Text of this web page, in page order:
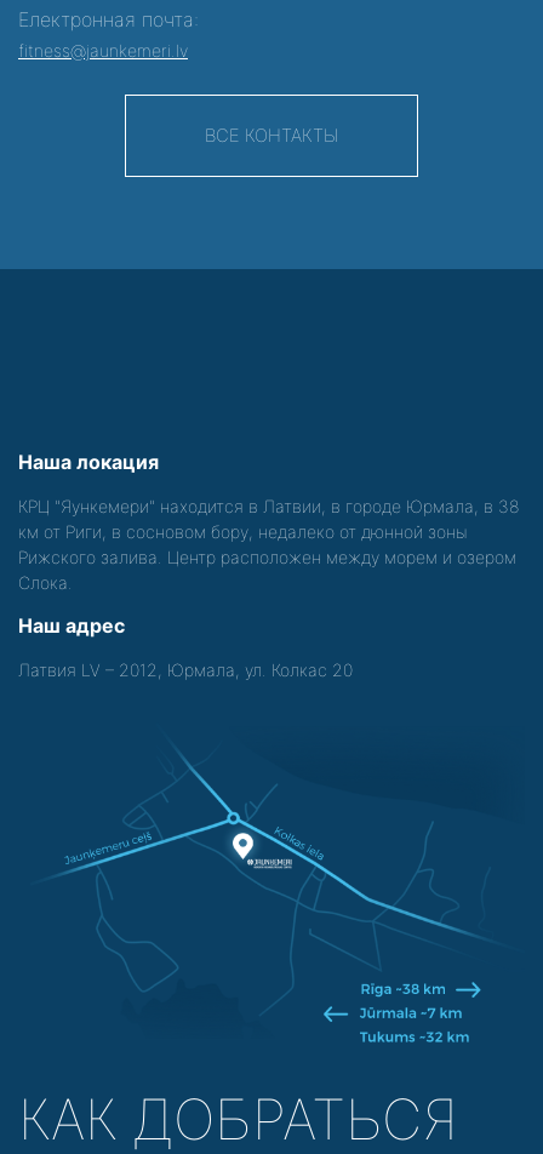
Електронная почта:
fitness@jaunkemeri.lv
ВСЕ КОНТАКТЫ
Наша локация
КРЦ "Яункемери" находится в Латвии, в городе Юрмала, в 38
км от Риги, в сосновом бору, недалеко от дюнной зоны
Рижского залива. Центр расположен между морем и озером
Слока.
Наш адрес
Латвия LV – 2012, Юрмала, ул. Колкас 20
КАК ДОБРАТЬСЯ